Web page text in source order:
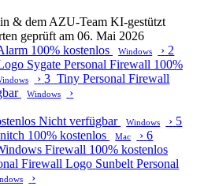
& dem AZU-Team KI-gestützt
geprüft am 06. Mai 2026
100% kostenlos Windows › 2
Sygate Personal Firewall 100%
› 3 Tiny Personal Firewall
Windows
›
Nicht verfügbar Windows › 5
100% kostenlos Mac › 6
Firewall 100% kostenlos
Sunbelt Personal
›